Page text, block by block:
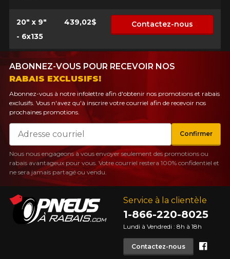
20" x 9"
- 6x135
439,02$ Contactez-nous
Service à la clientèle
1-866-220-8025
Lundi à Vendredi : 8h à 18h
Contactez-nous
ABONNEZ-VOUS POUR RECEVOIR NOS
RABAIS EXCLUSIFS!
Abonnez-vous à notre infolettre afin d'obtenir nos promotions et rabais
exclusifs. Vous n'avez qu'à inscrire votre courriel afin de recevoir nos
prochaines promotions.
Courriel
Confirmer
Nous nous engageons à vous envoyer seulement des promotions ou
rabais avantageux pour vous. Votre courriel restera 100% confidentiel et
ne sera jamais partagé ou vendu.